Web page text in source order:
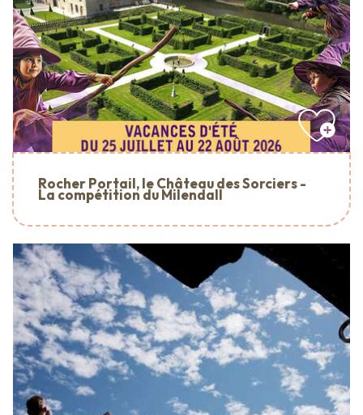
Rocher Portail, le Château des Sorciers -
La compétition du Milendall